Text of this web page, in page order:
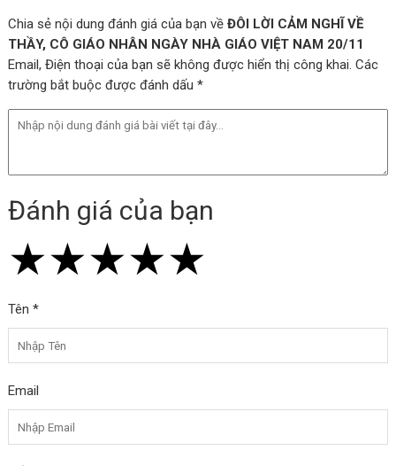
Chia sẻ nội dung đánh giá của bạn về ĐÔI LỜI CẢM NGHĨ VỀ
THẦY, CÔ GIÁO NHÂN NGÀY NHÀ GIÁO VIỆT NAM 20/11
Email, Điện thoại của bạn sẽ không được hiển thị công khai. Các
trường bắt buộc được đánh dấu *
Đánh giá của bạn
★
★★
★★★
★★★★
★★★★★
Tên *
Email